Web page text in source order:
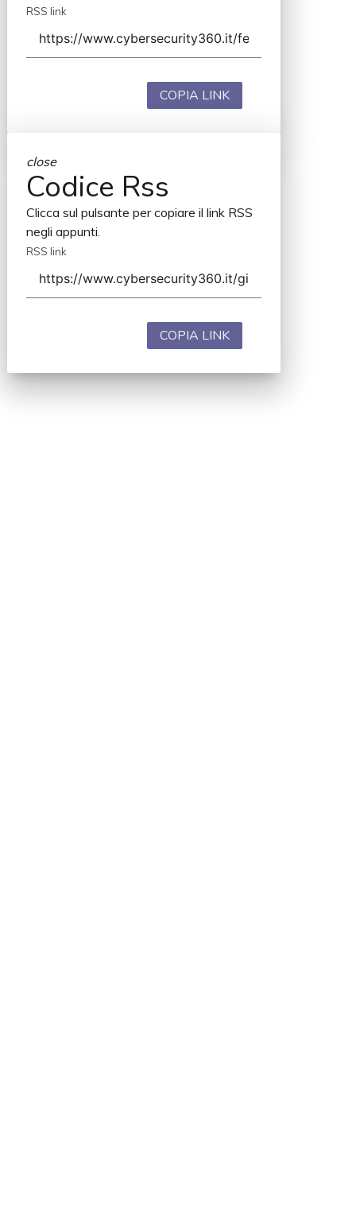
RSS link
COPIA LINK
close
Codice Rss
Clicca sul pulsante per copiare il link RSS
negli appunti.
RSS link
COPIA LINK